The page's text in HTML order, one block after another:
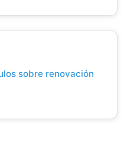
sobre renovación